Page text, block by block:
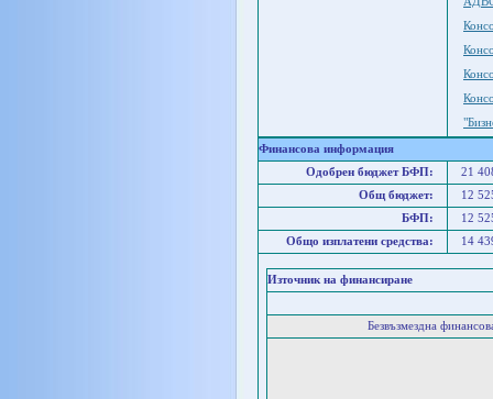
Финансова информация
Одобрен бюджет БФП:
21
Общ бюджет:
12
БФП:
12
Общо изплатени средства:
14
Източник на финансиране
Безвъзмездна